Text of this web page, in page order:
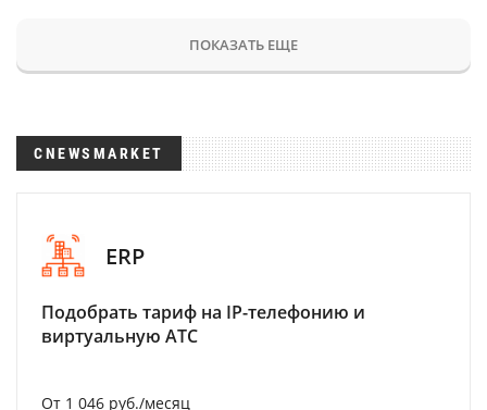
ПОКАЗАТЬ ЕЩЕ
CNEWSMARKET
ERP
Подобрать тариф на IP-телефонию и
виртуальную АТС
От 1 046 руб./месяц